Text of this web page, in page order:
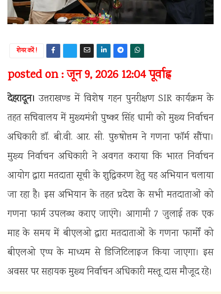
शेयर करें !
posted on : जून 9, 2026 12:04 पूर्वाह्न
देहरादून।उत्तराखण्ड में विशेष गहन पुनरीक्षण SIR कार्यक्रम के
तहत सचिवालय में मुख्यमंत्री पुष्कर सिंह धामी को मुख्य निर्वाचन
अधिकारी डॉ. बी.वी. आर. सी. पुरुषोत्तम ने गणना फॉर्म सौंपा।
मुख्य निर्वाचन अधिकारी ने अवगत कराया कि भारत निर्वाचन
आयोग द्वारा मतदाता सूची के शुद्धिकरण हेतु यह अभियान चलाया
जा रहा है। इस अभियान के तहत प्रदेश के सभी मतदाताओं को
गणना फार्म उपलब्ध कराए जाएंगे। आगामी 7 जुलाई तक एक
माह के समय में बीएलओ द्वारा मतदाताओं के गणना फार्मों को
बीएलओ एप्प के माध्यम से डिजिटिलाइज किया जाएगा। इस
अवसर पर सहायक मुख्य निर्वाचन अधिकारी मस्तू दास मौजूद रहे।